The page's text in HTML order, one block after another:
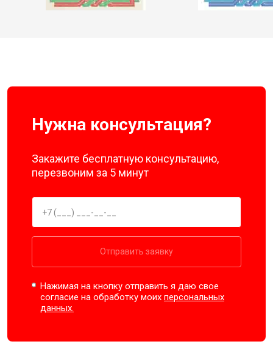
Нужна консультация?
Закажите бесплатную консультацию,
перезвоним за 5 минут
Отправить заявку
Нажимая на кнопку отправить я даю свое
согласие на обработку моихперсональных
данных.